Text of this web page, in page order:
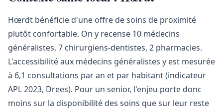
Hœrdt bénéficie d'une offre de soins de proximité
plutôt confortable. On y recense 10 médecins
généralistes, 7 chirurgiens-dentistes, 2 pharmacies.
L'accessibilité aux médecins généralistes y est mesurée
à 6,1 consultations par an et par habitant (indicateur
APL 2023, Drees). Pour un senior, l'enjeu porte donc
moins sur la disponibilité des soins que sur leur reste